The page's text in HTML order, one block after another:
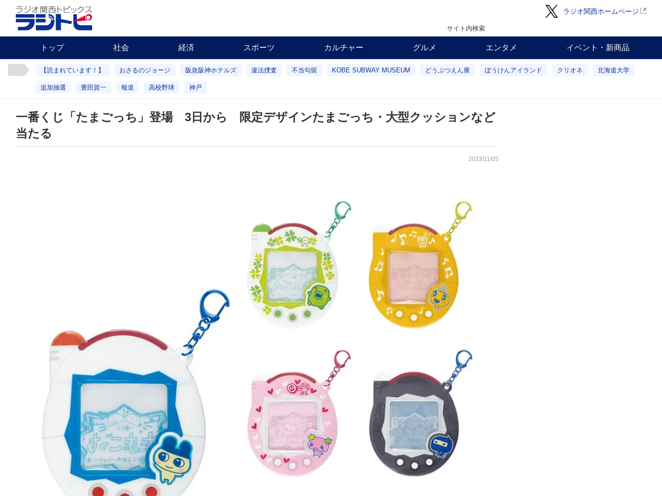
ラジオ関西ホームページ
サイト内検索
トップ 社会 経済 スポーツ カルチャー グルメ エンタメ イベント・新商品
【読まれています！】 おさるのジョージ 阪急阪神ホテルズ 違法捜査 不当勾留 KOBE SUBWAY MUSEUM どうぶつえん展 ぼうけんアイランド クリオネ 北海道大学
追加抽選 豊田賀一 報道 高校野球 神戸
一番くじ「たまごっち」登場 3日から 限定デザインたまごっち・大型クッションなど
当たる
2023/11/05